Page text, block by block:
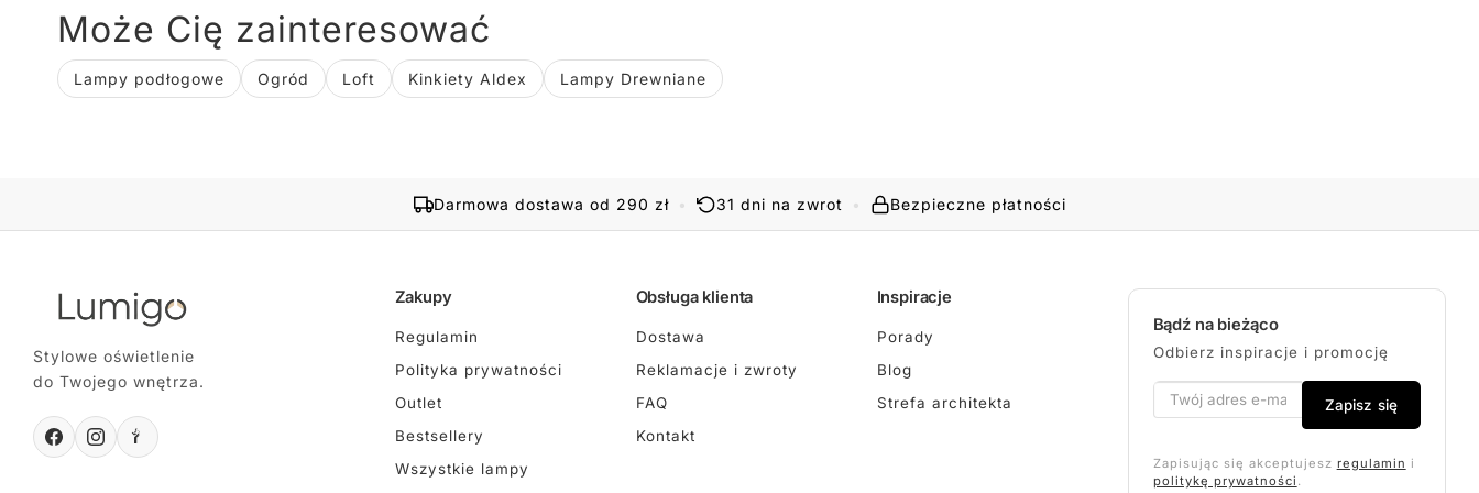
Może Cię zainteresować
Lampy podłogowe Ogród Loft Kinkiety Aldex Lampy Drewniane
Darmowa dostawa od 290 zł • 31 dni na zwrot • Bezpieczne płatności
Stylowe oświetlenie
do Twojego wnętrza.
Zakupy
Regulamin
Polityka prywatności
Outlet
Bestsellery
Wszystkie lampy
Obsługa klienta
Dostawa
Reklamacje i zwroty
FAQ
Kontakt
Inspiracje
Porady
Blog
Strefa architekta
Bądź na bieżąco
Odbierz inspiracje i promocję
Zapisz się
Zapisując się akceptujesz regulamin i
politykę prywatności .